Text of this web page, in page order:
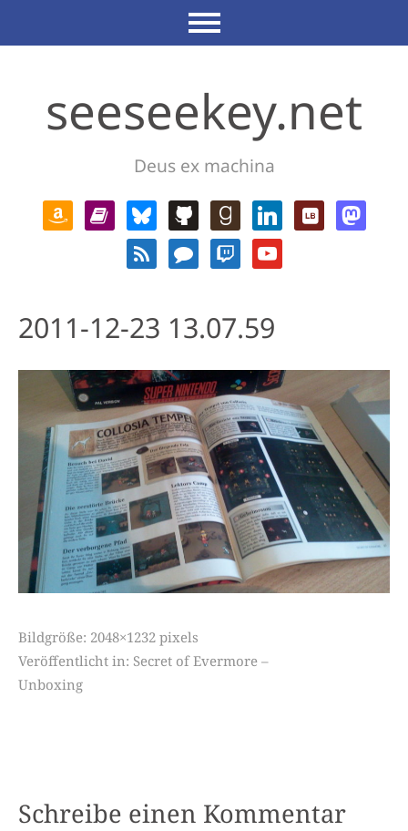
seeseekey.net
Deus ex machina
2011-12-23 13.07.59
Bildgröße: 2048×1232 pixels
Veröffentlicht in: Secret of Evermore –
Unboxing
Schreibe einen Kommentar